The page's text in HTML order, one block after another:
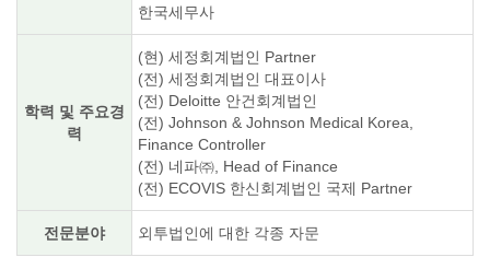
한국세무사
학력 및 주요경
력
(현) 세정회계법인 Partner
(전) 세정회계법인 대표이사
(전) Deloitte 안건회계법인
(전) Johnson & Johnson Medical Korea,
Finance Controller
(전) 네파㈜, Head of Finance
(전) ECOVIS 한신회계법인 국제 Partner
전문분야 외투법인에 대한 각종 자문